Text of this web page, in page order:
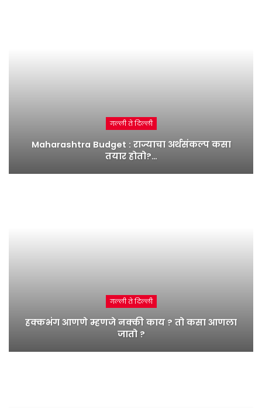
गल्ली ते दिल्ली
Maharashtra Budget : राज्याचा अर्थसंकल्प कसा
तयार होतो?…
गल्ली ते दिल्ली
हक्कभंग आणणे म्हणजे नक्की काय ? तो कसा आणला
जातो ?